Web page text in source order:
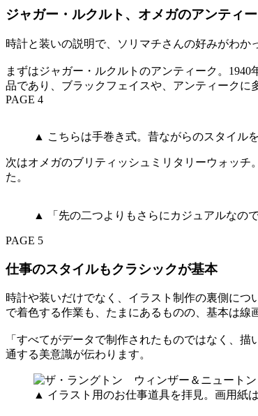
ジャガー・ルクルト、オメガのアンティ
時計と装いの説明で、ソリマチさんの好みがわか
まずはジャガー・ルクルトのアンティーク。
品であり、ブラックフェイスや、アンティークに
PAGE 4
▲ こちらは手巻き式。昔ながらのスタイル
次はオメガのブリティッシュミリタリーウォッ
た。
▲ 「先の二つよりもさらにカジュアルなの
PAGE 5
仕事のスタイルもクラシックが基本
時計や装いだけでなく、イラスト制作の裏側に
で着色する作業も、たまにあるものの、基本は線
「すべてがデータで制作されたものではなく、
通する美意識が伝わります。
▲ イラスト用のお仕事道具を拝見。画用紙